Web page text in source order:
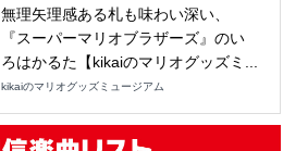
無理矢理感ある札も味わい深い、
『スーパーマリオブラザーズ』のい
ろはかるた【kikaiのマリオグッズミ...
kikaiのマリオグッズミュージアム